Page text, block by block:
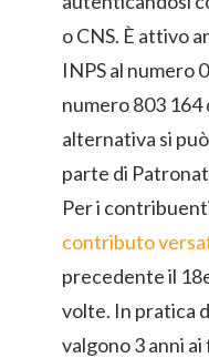
o CNS. È attivo
INPS al numero
numero 803 164
alternativa si
parte di
Per i
contributo
precedente il
volte. In pratica
valgono 3 anni